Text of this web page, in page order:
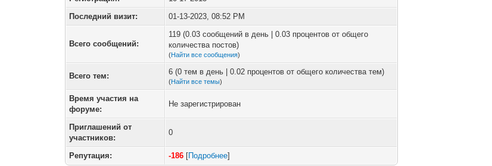
Последний визит:
01-13-2023, 08:52 PM
Всего сообщений:
119 (0.03 сообщений в день | 0.03 процентов от общего
количества постов)
(Найти все сообщения)
Всего тем: 6 (0 тем в день | 0.02 процентов от общего количества тем)
(Найти все темы)
Время участия на
форуме:
Не зарегистрирован
Приглашений от
участников:
0
Репутация: -186 [Подробнее]